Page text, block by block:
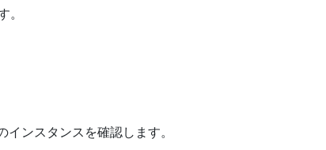
ンスタンスを確認します。